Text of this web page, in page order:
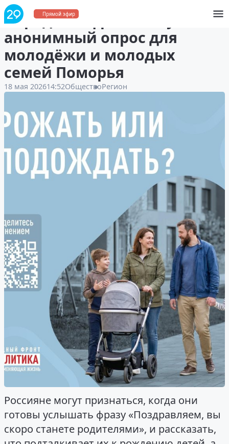
Прямой эфир
Народный фронт запустил
анонимный опрос для
молодёжи и молодых
семей Поморья
18 мая 202614:52ОбществоРегион
Россияне могут признаться, когда они
готовы услышать фразу «Поздравляем, вы
скоро станете родителями», и рассказать,